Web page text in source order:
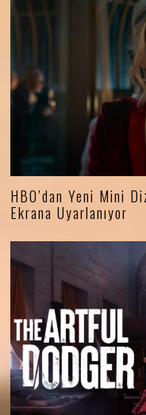
HBO’dan Yeni Mini
Ekrana Uyarlanıyor